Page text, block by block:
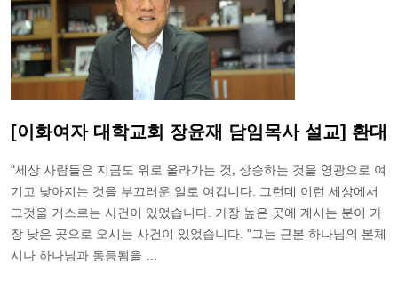
[이화여자 대학교회 장윤재 담임목사 설교] 환대
"세상 사람들은 지금도 위로 올라가는 것, 상승하는 것을 영광으로 여
기고 낮아지는 것을 부끄러운 일로 여깁니다. 그런데 이런 세상에서
그것을 거스르는 사건이 있었습니다. 가장 높은 곳에 계시는 분이 가
장 낮은 곳으로 오시는 사건이 있었습니다. "그는 근본 하나님의 본체
시나 하나님과 동등됨을 …